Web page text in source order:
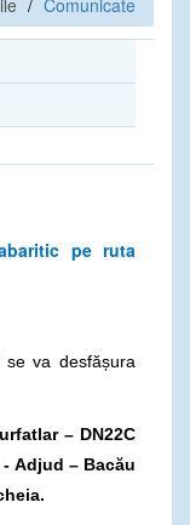
pe ruta
se va desfășura
– DN22C
Adjud – Bacău